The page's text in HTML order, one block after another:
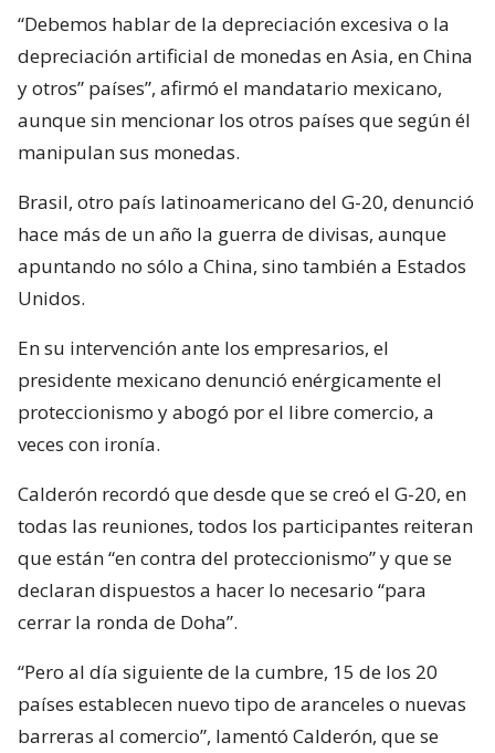
“Debemos hablar de la depreciación excesiva o la
depreciación artificial de monedas en Asia, en China
y otros” países”, afirmó el mandatario mexicano,
aunque sin mencionar los otros países que según él
manipulan sus monedas.
Brasil, otro país latinoamericano del G-20, denunció
hace más de un año la guerra de divisas, aunque
apuntando no sólo a China, sino también a Estados
Unidos.
En su intervención ante los empresarios, el
presidente mexicano denunció enérgicamente el
proteccionismo y abogó por el libre comercio, a
veces con ironía.
Calderón recordó que desde que se creó el G-20, en
todas las reuniones, todos los participantes reiteran
que están “en contra del proteccionismo” y que se
declaran dispuestos a hacer lo necesario “para
cerrar la ronda de Doha”.
“Pero al día siguiente de la cumbre, 15 de los 20
países establecen nuevo tipo de aranceles o nuevas
barreras al comercio”, lamentó Calderón, que se